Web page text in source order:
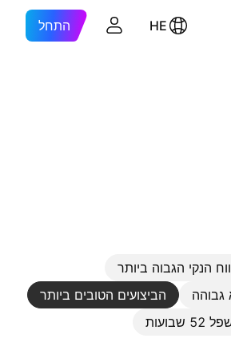
HE התחל
הנקי הגבוה ביותר
גבוהה
הביצועים הטובים ביותר
52 שבועות